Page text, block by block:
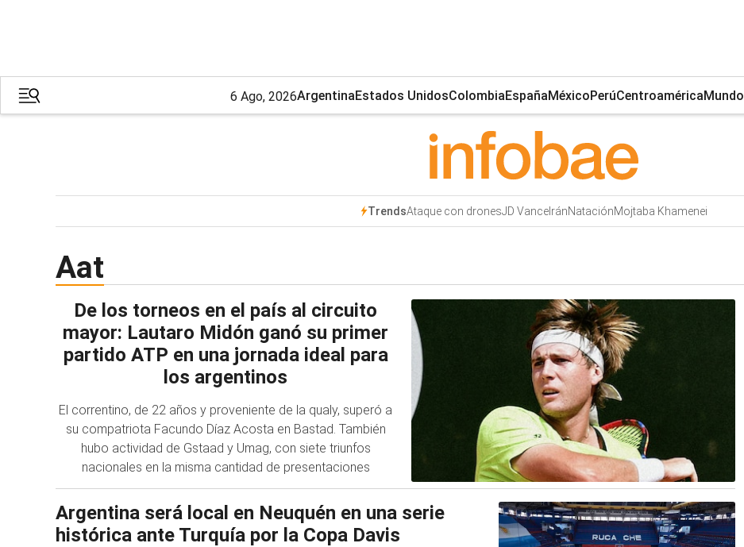
6 Ago, 2026ArgentinaEstados UnidosColombiaEspañaMéxicoPerúCentroaméricaMundo
TrendsAtaque con dronesJD VanceIránNataciónMojtaba Khamenei
Aat
De los torneos en el país al circuito
mayor: Lautaro Midón ganó su primer
partido ATP en una jornada ideal para
los argentinos
El correntino, de 22 años y proveniente de la qualy, superó a
su compatriota Facundo Díaz Acosta en Bastad. También
hubo actividad de Gstaad y Umag, con siete triunfos
nacionales en la misma cantidad de presentaciones
Argentina será local en Neuquén en una serie
histórica ante Turquía por la Copa Davis